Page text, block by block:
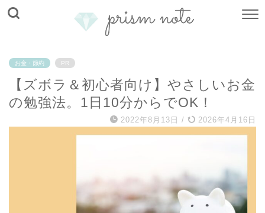
お金・節約 PR
【ズボラ＆初心者向け】やさしいお金
の勉強法。1日10分からでOK！
2022年8月13日 / 2026年4月16日